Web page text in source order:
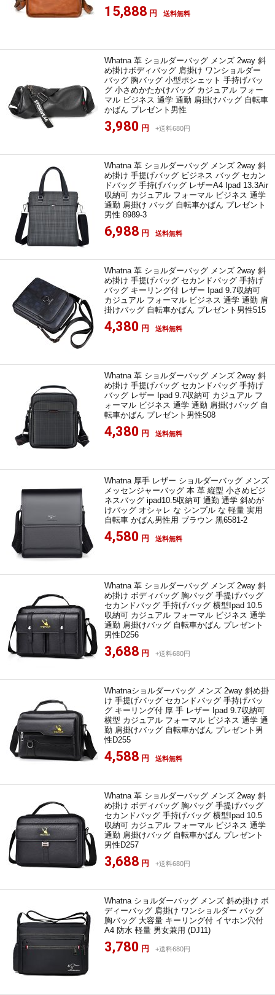
15,888 円 送料無料
Whatna 革 ショルダーバッグ メンズ 2way 斜
め掛けボディバッグ 肩掛け ワンショルダー
バッグ 胸バッグ 小型ポシェット 手持げバッ
グ 小さめかたかけバッグ カジュアル フォー
マル ビジネス 通学 通勤 肩掛けバッグ 自転車
かばん プレゼント男性
3,980 円 +送料680円
Whatna 革 ショルダーバッグ メンズ 2way 斜
め掛け 手提げバッグ ビジネス バッグ セカン
ドバッグ 手持げバッグ レザーA4 Ipad 13.3Air
収納可 カジュアル フォーマル ビジネス 通学
通勤 肩掛け バッグ 自転車かばん プレゼント
男性 8989-3
6,988 円 送料無料
Whatna 革 ショルダーバッグ メンズ 2way 斜
め掛け 手提げバッグ セカンドバッグ 手持げ
バッグ キーリング付 レザー Ipad 9.7収納可
カジュアル フォーマル ビジネス 通学 通勤 肩
掛けバッグ 自転車かばん プレゼント男性515
4,380 円 送料無料
Whatna 革 ショルダーバッグ メンズ 2way 斜
め掛け 手提げバッグ セカンドバッグ 手持げ
バッグ レザー Ipad 9.7収納可 カジュアル フ
ォーマル ビジネス 通学 通勤 肩掛けバッグ 自
転車かばん プレゼント男性508
4,380 円 送料無料
Whatna 厚手 レザー ショルダーバッグ メンズ
メッセンジャーバッグ 本 革 縦型 小さめビジ
ネスバッグ ipad10.5収納可 通勤 通学 斜めが
けバッグ オシャレ な シンプル な 軽量 実用
自転車 かばん男性用 ブラウン 黑6581-2
4,580 円 送料無料
Whatna 革 ショルダーバッグ メンズ 2way 斜
め掛け ボディバッグ 胸バッグ 手提げバッグ
セカンドバッグ 手持げバッグ 横型Ipad 10.5
収納可 カジュアル フォーマル ビジネス 通学
通勤 肩掛けバッグ 自転車かばん プレゼント
男性D256
3,688 円 +送料680円
Whatnaショルダーバッグ メンズ 2way 斜め掛
け 手提げバッグ セカンドバッグ 手持げバッ
グ キーリング付 厚 手 レザー Ipad 9.7収納可
横型 カジュアル フォーマル ビジネス 通学 通
勤 肩掛けバッグ 自転車かばん プレゼント男
性D255
4,588 円 送料無料
Whatna 革 ショルダーバッグ メンズ 2way 斜
め掛け ボディバッグ 胸バッグ 手提げバッグ
セカンドバッグ 手持げバッグ 横型Ipad 10.5
収納可 カジュアル フォーマル ビジネス 通学
通勤 肩掛けバッグ 自転車かばん プレゼント
男性D257
3,688 円 +送料680円
Whatna ショルダーバッグ メンズ 斜め掛け ボ
ディーバッグ 肩掛け ワンショルダー バッグ
胸バッグ 大容量 キーリング付 イヤホン穴付
A4 防水 軽量 男女兼用 (DJ11)
3,780 円 +送料680円